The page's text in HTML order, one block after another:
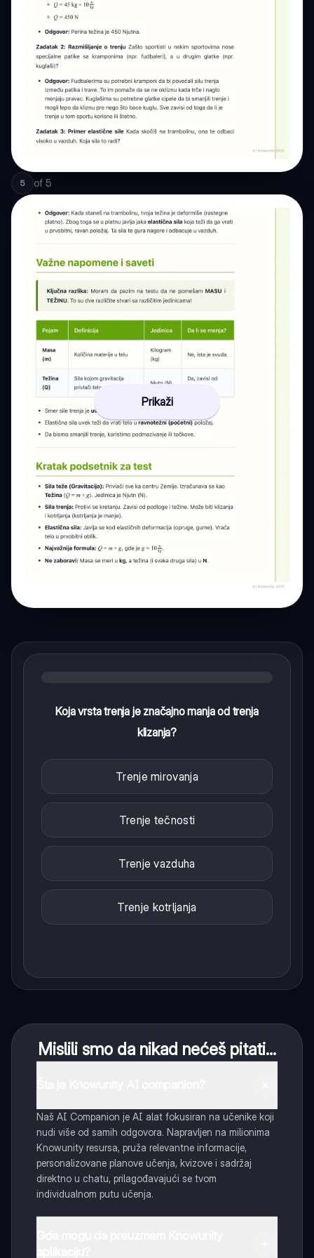
5 of 5
Prikaži
Koja vrsta trenja je značajno manja od trenja
klizanja?
Trenje mirovanja
Trenje tečnosti
Trenje vazduha
Trenje kotrljanja
Mislili smo da nikad nećeš pitati...
Naš AI Companion je AI alat fokusiran na učenike koji
nudi više od samih odgovora. Napravljen na milionima
Knowunity resursa, pruža relevantne informacije,
personalizovane planove učenja, kvizove i sadržaj
direktno u chatu, prilagođavajući se tvom
individualnom putu učenja.